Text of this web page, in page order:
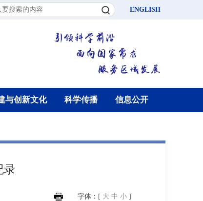
ENGLISH
与创新文化 科学传播 信息公开
录
字体：[ 大 中 小 ]